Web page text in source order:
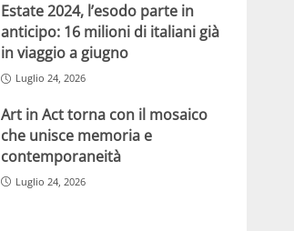
Estate 2024, l’esodo parte in
anticipo: 16 milioni di italiani già
in viaggio a giugno
Luglio 24, 2026
Art in Act torna con il mosaico
che unisce memoria e
contemporaneità
Luglio 24, 2026